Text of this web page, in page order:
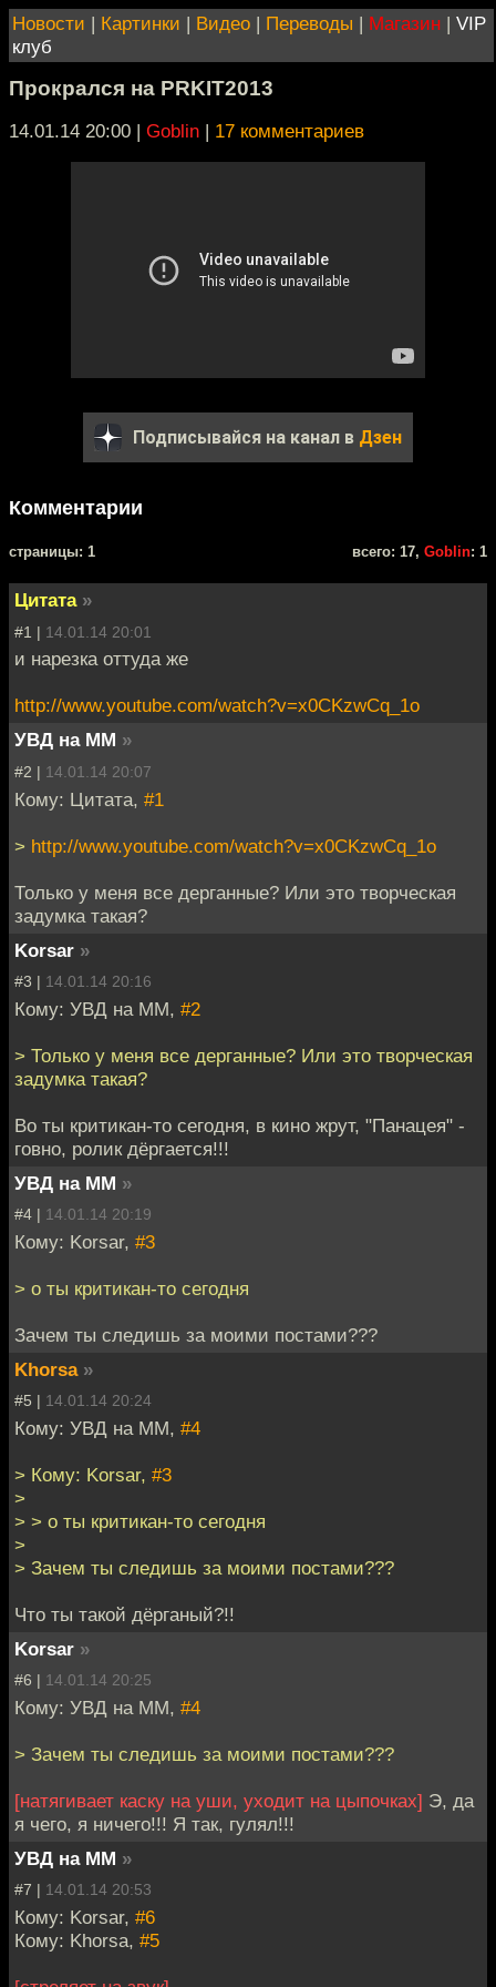
Новости | Картинки | Видео | Переводы | Магазин | VIP
клуб
Прокрался на PRKIT2013
14.01.14 20:00 | Goblin | 17 комментариев
Подписывайся на канал в Дзен
Комментарии
cтраницы: 1 всего: 17, Goblin: 1
Цитата »
#1 | 14.01.14 20:01
и нарезка оттуда же
http://www.youtube.com/watch?v=x0CKzwCq_1o
УВД на ММ »
#2 | 14.01.14 20:07
Кому: Цитата, #1
> http://www.youtube.com/watch?v=x0CKzwCq_1o
Только у меня все дерганные? Или это творческая
задумка такая?
Korsar »
#3 | 14.01.14 20:16
Кому: УВД на ММ, #2
> Только у меня все дерганные? Или это творческая
задумка такая?
Во ты критикан-то сегодня, в кино жрут, "Панацея" -
говно, ролик дёргается!!!
УВД на ММ »
#4 | 14.01.14 20:19
Кому: Korsar, #3
> о ты критикан-то сегодня
Зачем ты следишь за моими постами???
Khorsa »
#5 | 14.01.14 20:24
Кому: УВД на ММ, #4
> Кому: Korsar, #3
>
> > о ты критикан-то сегодня
>
> Зачем ты следишь за моими постами???
Что ты такой дёрганый?!!
Korsar »
#6 | 14.01.14 20:25
Кому: УВД на ММ, #4
> Зачем ты следишь за моими постами???
[натягивает каску на уши, уходит на цыпочках] Э, да
я чего, я ничего!!! Я так, гулял!!!
УВД на ММ »
#7 | 14.01.14 20:53
Кому: Korsar, #6
Кому: Khorsa, #5